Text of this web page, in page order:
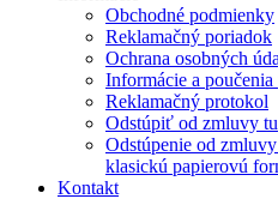
Obchodné podmienky
Reklamačný poriadok
Ochrana osobných
Informácie a
Reklamačný protokol
Odstúpiť od zmluvy tu
Odstúpenie od
klasickú papierovú
Kontakt